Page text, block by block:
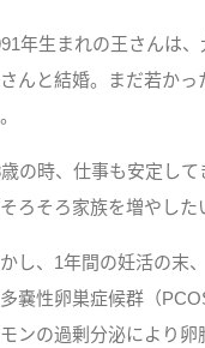
年生まれの王さんは
んと結婚。まだ若か
の時、仕事も安定し
そろそろ家族を増やし
かし、1年間の妊活の末
多嚢性卵巣症候群（
ンの過剰分泌により